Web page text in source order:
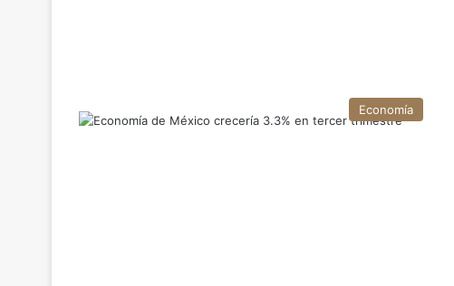
Economía